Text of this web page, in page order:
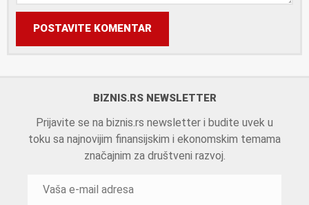
POSTAVITE KOMENTAR
BIZNIS.RS NEWSLETTER
Prijavite se na biznis.rs newsletter i budite uvek u
toku sa najnovijim finansijskim i ekonomskim temama
značajnim za društveni razvoj.